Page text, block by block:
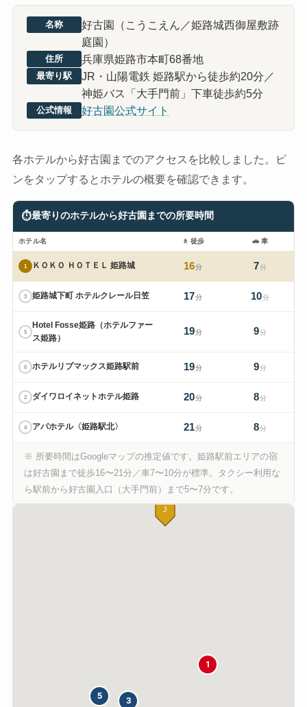
名称
好古園（こうこえん／姫路城西御屋敷跡
庭園）
住所 兵庫県姫路市本町68番地
最寄り駅
JR・山陽電鉄 姫路駅から徒歩約20分／
神姫バス「大手門前」下車徒歩約5分
公式情報 好古園公式サイト
各ホテルから好古園までのアクセスを比較しました。ピ
ンをタップするとホテルの概要を確認できます。
⏱最寄りのホテルから好古園までの所要時間
ホテル名 🚶 徒歩 🚗 車
1 ＫＯＫＯ ＨＯＴＥＬ 姫路城 16分 7分
3 姫路城下町 ホテルクレール日笠 17分 10分
5
Hotel Fosse姫路（ホテルファー
ス姫路）
19分 9分
6 ホテルリブマックス姫路駅前 19分 9分
2 ダイワロイネットホテル姫路 20分 8分
4 アパホテル〈姫路駅北〉 21分 8分
※ 所要時間はGoogleマップの推定値です。姫路駅前エリアの宿
は好古園まで徒歩16〜21分／車7〜10分が標準。タクシー利用な
ら駅前から好古園入口（大手門前）まで5〜7分です。
♪
1
3
5